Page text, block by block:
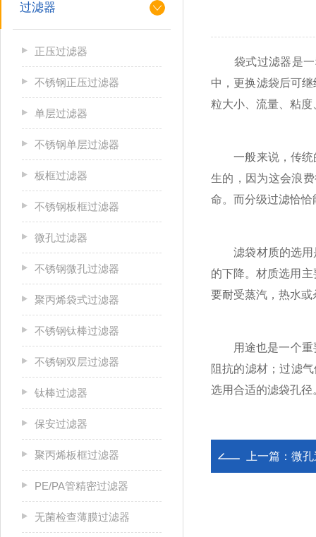
过滤器
正压过滤器
不锈钢正压过滤器
单层过滤器
不锈钢单层过滤器
板框过滤器
不锈钢板框过滤器
微孔过滤器
不锈钢微孔过滤器
聚丙烯袋式过滤器
不锈钢钛棒过滤器
不锈钢双层过滤器
钛棒过滤器
保安过滤器
聚丙烯板框过滤器
PE/PA管精密过滤器
无菌检查薄膜过滤器
袋式过滤器是一种
中，更换滤袋后可
粒大小、流量、粘
一般来说，传统的
生的，因为这会浪
命。而分级过滤恰
滤袋材质的选用是
的下降。材质选用
要耐受蒸汽，热水
用途也是一个重要
阻抗的滤材；过滤
选用合适的滤袋孔
上一篇： 微